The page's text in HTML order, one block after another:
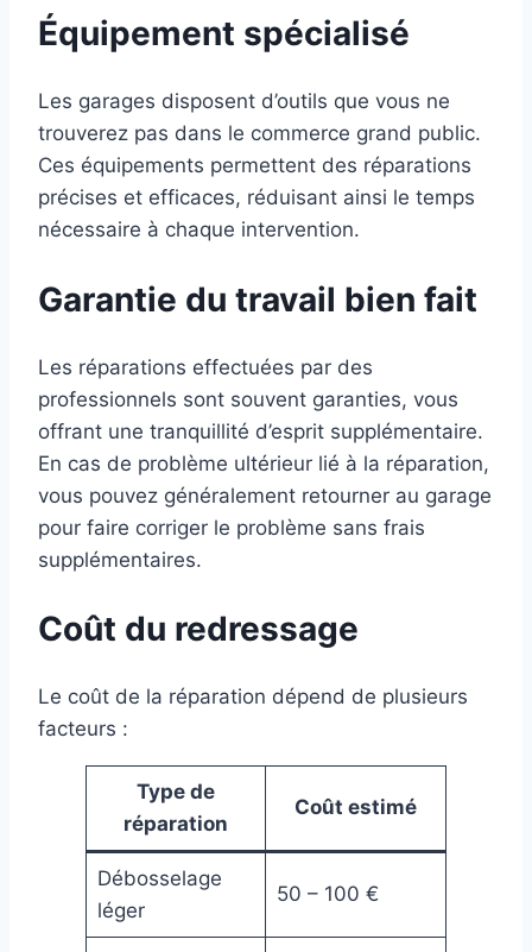
Équipement spécialisé
Les garages disposent d’outils que vous ne
trouverez pas dans le commerce grand public.
Ces équipements permettent des réparations
précises et efficaces, réduisant ainsi le temps
nécessaire à chaque intervention.
Garantie du travail bien fait
Les réparations effectuées par des
professionnels sont souvent garanties, vous
offrant une tranquillité d’esprit supplémentaire.
En cas de problème ultérieur lié à la réparation,
vous pouvez généralement retourner au garage
pour faire corriger le problème sans frais
supplémentaires.
Coût du redressage
Le coût de la réparation dépend de plusieurs
facteurs :
Type de
réparation
Coût estimé
Débosselage
léger
50 – 100 €